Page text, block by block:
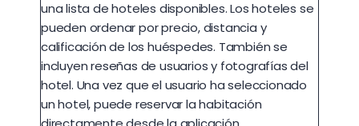
una lista de hoteles disponibles. Los hoteles se
pueden ordenar por precio, distancia y
calificación de los huéspedes. También se
incluyen reseñas de usuarios y fotografías del
hotel. Una vez que el usuario ha seleccionado
un hotel, puede reservar la habitación